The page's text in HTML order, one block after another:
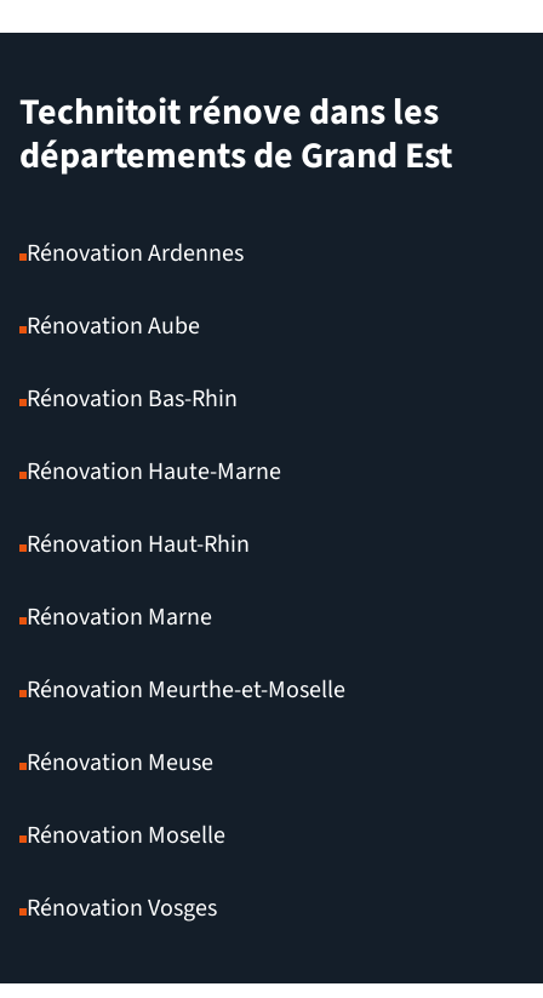
Technitoit rénove dans les
départements de Grand Est
Rénovation Ardennes
Rénovation Aube
Rénovation Bas-Rhin
Rénovation Haute-Marne
Rénovation Haut-Rhin
Rénovation Marne
Rénovation Meurthe-et-Moselle
Rénovation Meuse
Rénovation Moselle
Rénovation Vosges